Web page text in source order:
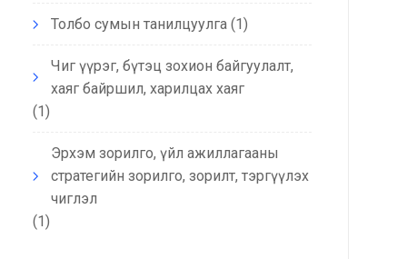
Толбо сумын танилцуулга(1)
Чиг үүрэг, бүтэц зохион байгуулалт,
хаяг байршил, харилцах хаяг
(1)
Эрхэм зорилго, үйл ажиллагааны
стратегийн зорилго, зорилт, тэргүүлэх
чиглэл
(1)